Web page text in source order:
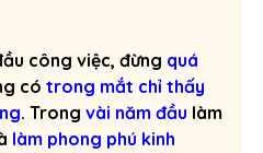
công việc, đừng quá
có trong mắt chỉ thấy
. Trong vài năm đầu làm
làm phong phú kinh